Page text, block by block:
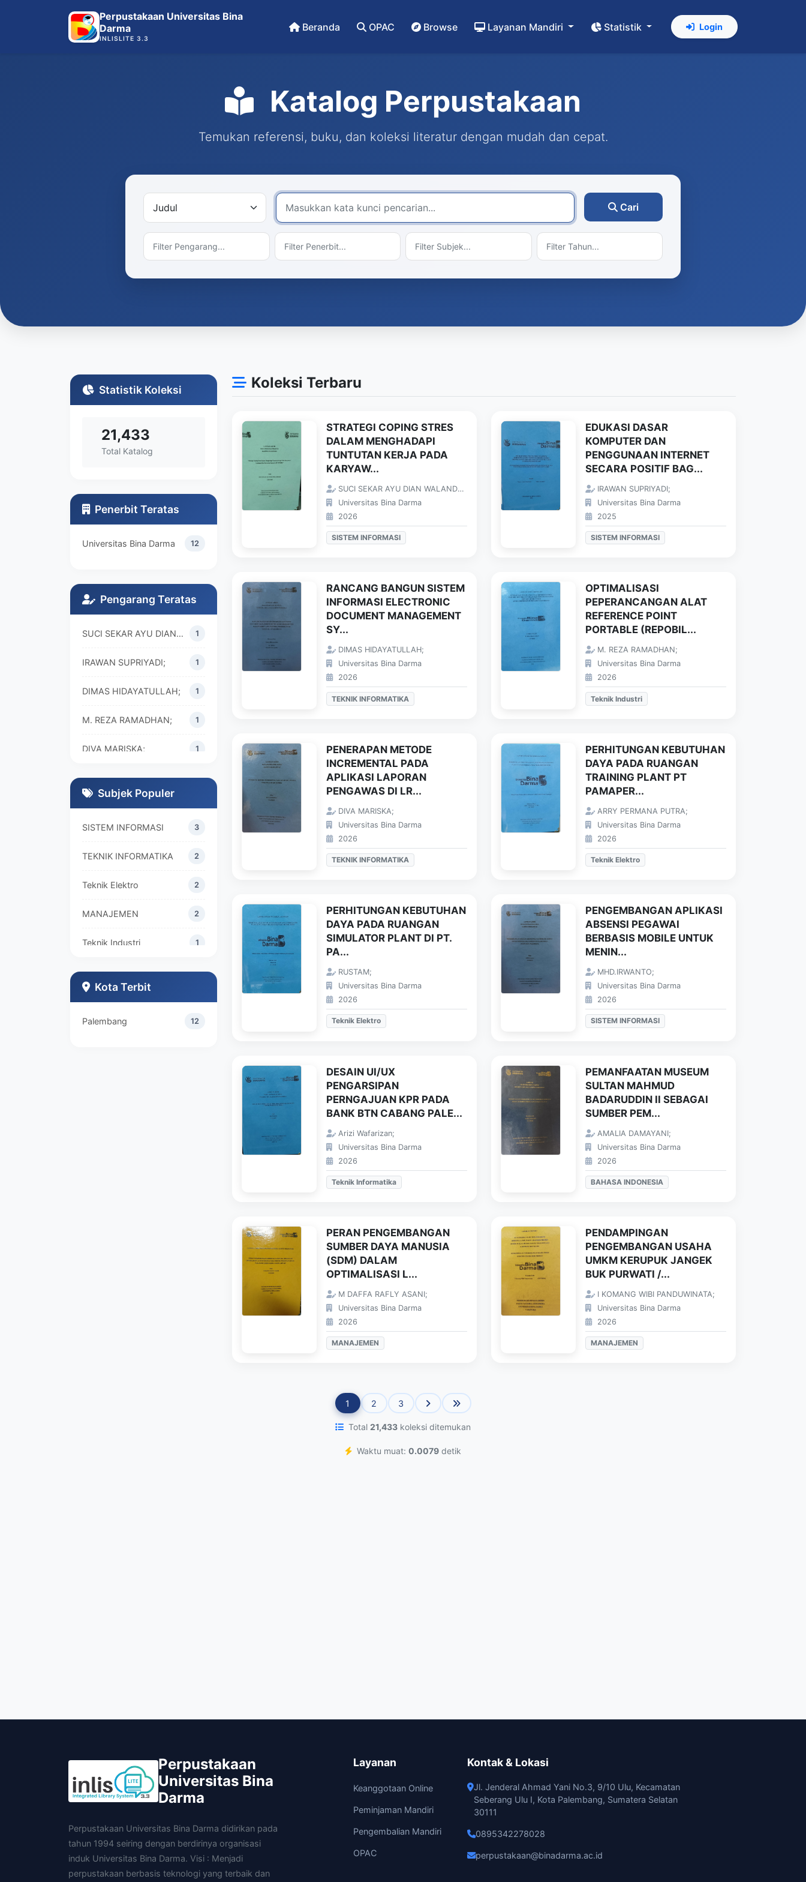
Perpustakaan Universitas Bina
Darma
INLISLITE 3.3
Beranda OPAC Browse Layanan Mandiri Statistik Login
Katalog Perpustakaan
Temukan referensi, buku, dan koleksi literatur dengan mudah dan cepat.
Cari
Statistik Koleksi
21,433
Total Katalog
Penerbit Teratas
Universitas Bina Darma 12
Pengarang Teratas
SUCI SEKAR AYU DIAN WALANDARI; 1
IRAWAN SUPRIYADI; 1
DIMAS HIDAYATULLAH; 1
M. REZA RAMADHAN; 1
DIVA MARISKA; 1
Subjek Populer
SISTEM INFORMASI 3
TEKNIK INFORMATIKA 2
Teknik Elektro 2
MANAJEMEN 2
Teknik Industri 1
Kota Terbit
Palembang 12
Koleksi Terbaru
STRATEGI COPING STRES
DALAM MENGHADAPI
TUNTUTAN KERJA PADA
KARYAW...
SUCI SEKAR AYU DIAN WALANDARI;
Universitas Bina Darma
2026
SISTEM INFORMASI
EDUKASI DASAR
KOMPUTER DAN
PENGGUNAAN INTERNET
SECARA POSITIF BAG...
IRAWAN SUPRIYADI;
Universitas Bina Darma
2025
SISTEM INFORMASI
RANCANG BANGUN SISTEM
INFORMASI ELECTRONIC
DOCUMENT MANAGEMENT
SY...
DIMAS HIDAYATULLAH;
Universitas Bina Darma
2026
TEKNIK INFORMATIKA
OPTIMALISASI
PEPERANCANGAN ALAT
REFERENCE POINT
PORTABLE (REPOBIL...
M. REZA RAMADHAN;
Universitas Bina Darma
2026
Teknik Industri
PENERAPAN METODE
INCREMENTAL PADA
APLIKASI LAPORAN
PENGAWAS DI LR...
DIVA MARISKA;
Universitas Bina Darma
2026
TEKNIK INFORMATIKA
PERHITUNGAN KEBUTUHAN
DAYA PADA RUANGAN
TRAINING PLANT PT
PAMAPER...
ARRY PERMANA PUTRA;
Universitas Bina Darma
2026
Teknik Elektro
PERHITUNGAN KEBUTUHAN
DAYA PADA RUANGAN
SIMULATOR PLANT DI PT.
PA...
RUSTAM;
Universitas Bina Darma
2026
Teknik Elektro
PENGEMBANGAN APLIKASI
ABSENSI PEGAWAI
BERBASIS MOBILE UNTUK
MENIN...
MHD.IRWANTO;
Universitas Bina Darma
2026
SISTEM INFORMASI
DESAIN UI/UX
PENGARSIPAN
PERNGAJUAN KPR PADA
BANK BTN CABANG PALE...
Arizi Wafarizan;
Universitas Bina Darma
2026
Teknik Informatika
PEMANFAATAN MUSEUM
SULTAN MAHMUD
BADARUDDIN II SEBAGAI
SUMBER PEM...
AMALIA DAMAYANI;
Universitas Bina Darma
2026
BAHASA INDONESIA
PERAN PENGEMBANGAN
SUMBER DAYA MANUSIA
(SDM) DALAM
OPTIMALISASI L...
M DAFFA RAFLY ASANI;
Universitas Bina Darma
2026
MANAJEMEN
PENDAMPINGAN
PENGEMBANGAN USAHA
UMKM KERUPUK JANGEK
BUK PURWATI /...
I KOMANG WIBI PANDUWINATA;
Universitas Bina Darma
2026
MANAJEMEN
1 2 3
Total 21,433 koleksi ditemukan
Waktu muat: 0.0079 detik
Perpustakaan
Universitas Bina
Darma
Perpustakaan Universitas Bina Darma didirikan pada
tahun 1994 seiring dengan berdirinya organisasi
induk Universitas Bina Darma. Visi : Menjadi
perpustakaan berbasis teknologi yang terbaik dan
Layanan
Keanggotaan Online
Peminjaman Mandiri
Pengembalian Mandiri
OPAC
Kontak & Lokasi
Jl. Jenderal Ahmad Yani No.3, 9/10 Ulu, Kecamatan
Seberang Ulu I, Kota Palembang, Sumatera Selatan
30111
0895342278028
perpustakaan@binadarma.ac.id